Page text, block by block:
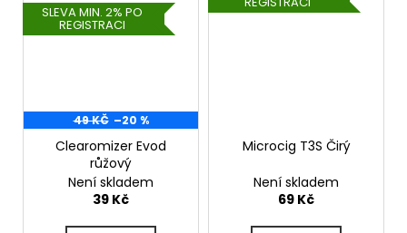
SLEVA MIN. 2% PO
REGISTRACI
49 KČ –20 %
Clearomizer Evod
růžový
Není skladem
39 Kč
Microcig T3S Čirý
Není skladem
69 Kč